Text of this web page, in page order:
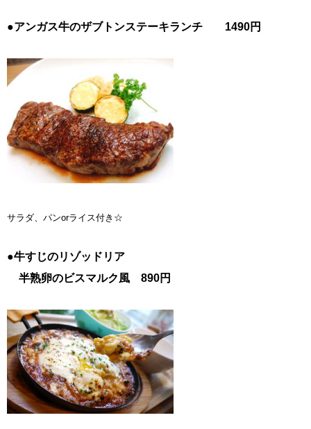
●アンガス牛のザブトンステーキランチ 1490円
サラダ、パンorライス付き☆
●牛すじのリゾッドリア
半熟卵のビスマルク風 890円